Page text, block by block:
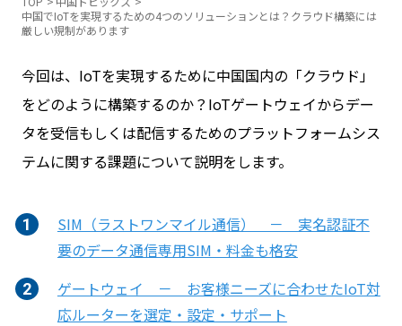
お問い合わせ
ログイン
WiFiレンタルプランお申し込み
中国トピックス
法人登録
中国でIoTを実現するための4つのソリューションとは？クラウド構築には
厳しい規制があります
今回は、IoTを実現するために中国国内の「クラウド」
をどのように構築するのか？IoTゲートウェイからデー
タを受信もしくは配信するためのプラットフォームシス
テムに関する課題について説明をします。
SIM（ラストワンマイル通信） － 実名認証不
要のデータ通信専用SIM・料金も格安
ゲートウェイ － お客様ニーズに合わせたIoT対
応ルーターを選定・設定・サポート